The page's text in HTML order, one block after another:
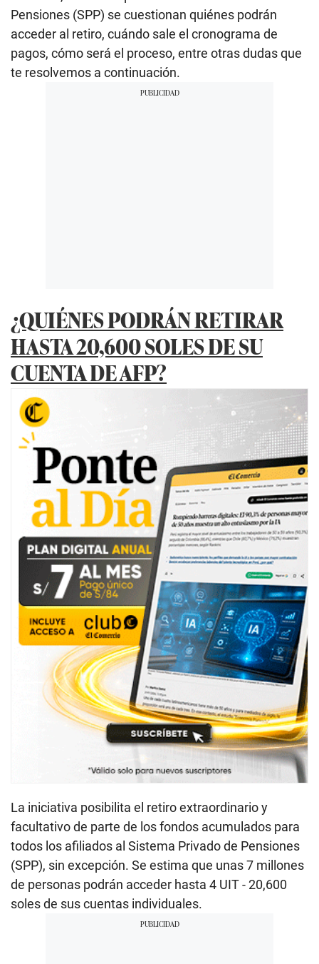
Pensiones (SPP) se cuestionan quiénes podrán
acceder al retiro, cuándo sale el cronograma de
pagos, cómo será el proceso, entre otras dudas que
te resolvemos a continuación.
¿QUIÉNES PODRÁN RETIRAR
HASTA 20,600 SOLES DE SU
CUENTA DE AFP?
La iniciativa posibilita el retiro extraordinario y
facultativo de parte de los fondos acumulados para
todos los afiliados al Sistema Privado de Pensiones
(SPP), sin excepción. Se estima que unas 7 millones
de personas podrán acceder hasta 4 UIT - 20,600
soles de sus cuentas individuales.